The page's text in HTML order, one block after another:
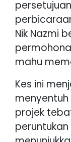
Nik Nazmi
mahu
Kes ini
projek